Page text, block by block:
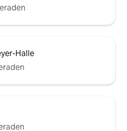
Halle